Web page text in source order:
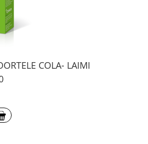
COLA- LAIMI